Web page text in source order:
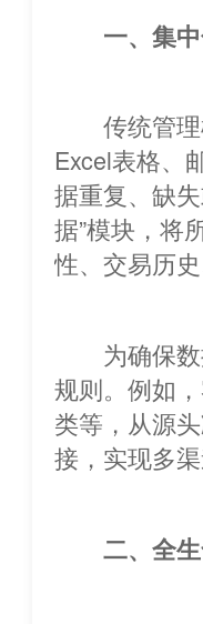
一、集
传统管理
Excel表格、
据重复、缺失
据”模块，
性、交易历
为确保数据
规则。例如
类等，从源头
接，实现多
二、全